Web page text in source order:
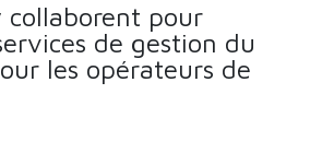
collaborent pour
de gestion du
les opérateurs de